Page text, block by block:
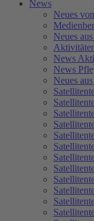
News
Neues
Neues
News
News
Neues